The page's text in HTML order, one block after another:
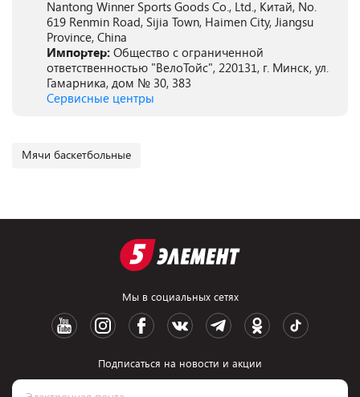
Nantong Winner Sports Goods Co., Ltd., Китай, No.
619 Renmin Road, Sijia Town, Haimen City, Jiangsu
Province, China
Импортер: Общество с ограниченной
ответственностью "ВелоТойс", 220131, г. Минск, ул.
Гамарника, дом № 30, 383
Сервисные центры
Мячи баскетбольные
Мы в социальных сетях
Подписаться на новости и акции